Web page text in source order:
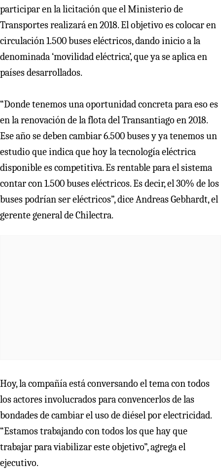
participar en la licitación que el Ministerio de
Transportes realizará en 2018. El objetivo es colocar en
circulación 1.500 buses eléctricos, dando inicio a la
denominada ‘movilidad eléctrica’, que ya se aplica en
países desarrollados.
“Donde tenemos una oportunidad concreta para eso es
en la renovación de la flota del Transantiago en 2018.
Ese año se deben cambiar 6.500 buses y ya tenemos un
estudio que indica que hoy la tecnología eléctrica
disponible es competitiva. Es rentable para el sistema
contar con 1.500 buses eléctricos. Es decir, el 30% de los
buses podrían ser eléctricos”, dice Andreas Gebhardt, el
gerente general de Chilectra.
Hoy, la compañía está conversando el tema con todos
los actores involucrados para convencerlos de las
bondades de cambiar el uso de diésel por electricidad.
“Estamos trabajando con todos los que hay que
trabajar para viabilizar este objetivo”, agrega el
ejecutivo.